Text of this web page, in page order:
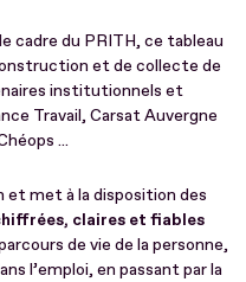
cadre du PRITH, ce tableau
et de collecte de
institutionnels et
Travail, Carsat Auvergne
...
et met à la disposition des
claires et fiables
de vie de la personne,
l’emploi, en passant par la